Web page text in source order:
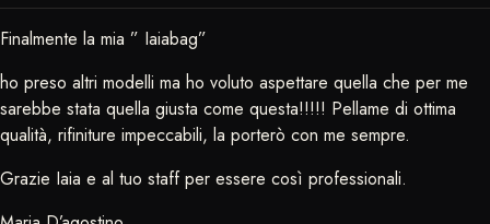
Finalmente la mia ” Iaiabag”
ho preso altri modelli ma ho voluto aspettare quella che per me
sarebbe stata quella giusta come questa!!!!! Pellame di ottima
qualità, rifiniture impeccabili, la porterò con me sempre.
Grazie Iaia e al tuo staff per essere così professionali.